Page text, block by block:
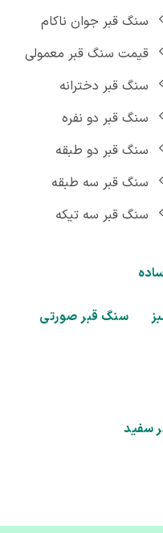
سنگ قبر جوان ناکام
قیمت سنگ قبر معمولی
سنگ قبر دخترانه
سنگ قبر دو نفره
سنگ قبر دو طبقه
سنگ قبر سه طبقه
سنگ قبر سه تیکه
سنگ قبر صورتی